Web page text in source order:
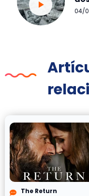
04/
The Return